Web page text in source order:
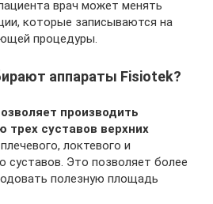
врач может менять
которые записываются на
процедуры.
аппараты Fisiotek?
производить
трех суставов верхних
локтевого и
суставов. Это позволяет более
полезную площадь